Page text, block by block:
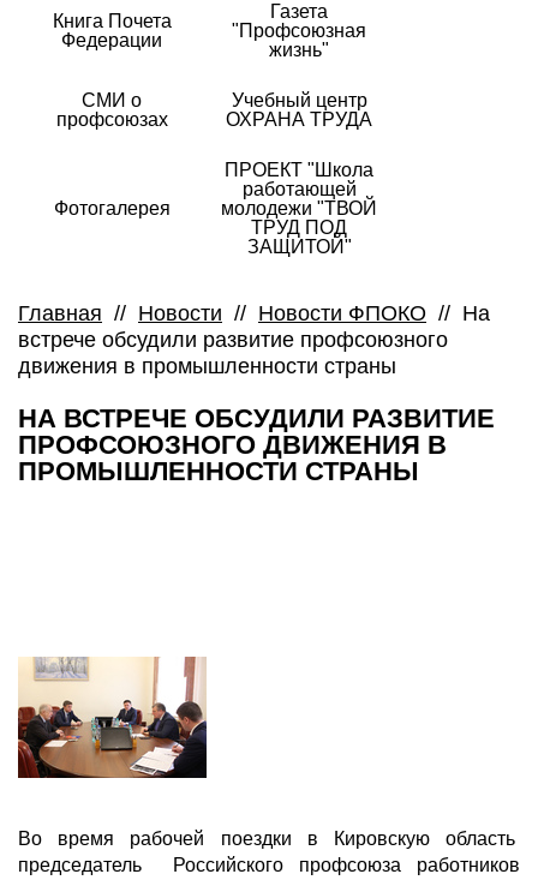
Книга Почета
Федерации
Газета
"Профсоюзная
жизнь"
СМИ о
профсоюзах
Учебный центр
ОХРАНА ТРУДА
Фотогалерея
ПРОЕКТ "Школа
работающей
молодежи "ТВОЙ
ТРУД ПОД
ЗАЩИТОЙ"
Главная // Новости // Новости ФПОКО // На
встрече обсудили развитие профсоюзного
движения в промышленности страны
НА ВСТРЕЧЕ ОБСУДИЛИ РАЗВИТИЕ
ПРОФСОЮЗНОГО ДВИЖЕНИЯ В
ПРОМЫШЛЕННОСТИ СТРАНЫ
Во время рабочей поездки в Кировскую область
председатель Российского профсоюза работников